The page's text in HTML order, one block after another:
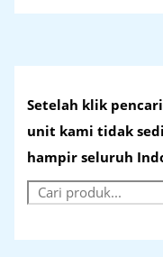
Setelah klik
unit kami tidak
hampir seluruh